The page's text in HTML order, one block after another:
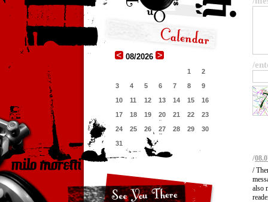
08/2026
1
2
3
4 5 6 7 8
9
10
11 12 13 14 15
16
17
18 19 20 21 22
23
24
25 26 27 28 29
30
31
/
/
/
also